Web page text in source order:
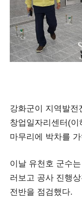
강화군이 지역발
창업일자리센터(
마무리에 박차를
이날 유천호 군수
러보고 공사 진행
전반을 점검했다.